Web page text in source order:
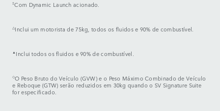
‡Com Dynamic Launch acionado.
△Inclui um motorista de 75kg, todos os fluidos e 90% de combustível.
▲ Inclui todos os fluidos e 90% de combustível.
◇O Peso Bruto do Veículo (GVW) e o Peso Máximo Combinado de Veículo
e Reboque (GTW) serão reduzidos em 30kg quando o SV Signature Suite
for especificado.